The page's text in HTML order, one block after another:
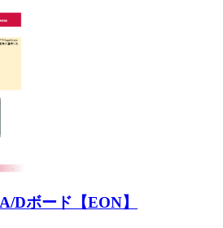
Dボード【EON】